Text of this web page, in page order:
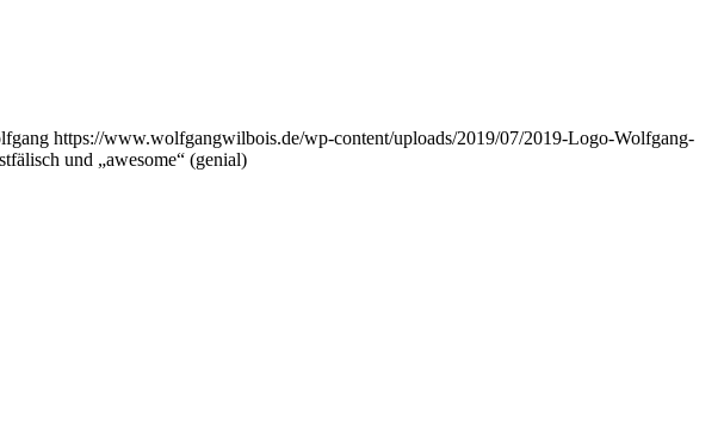
https://www.wolfgangwilbois.de/wp-content/uploads/2019/07/2019-Logo-Wolfgang-
und „awesome“ (genial)